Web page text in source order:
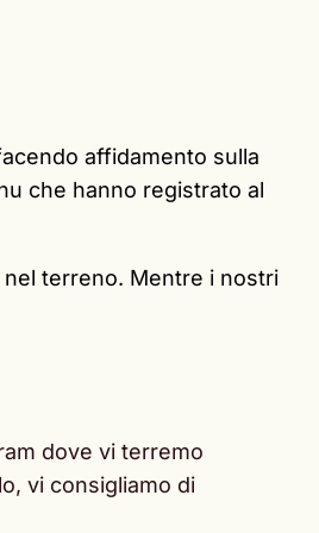
affidamento sulla
che hanno registrato al
terreno. Mentre i nostri
dove vi terremo
vi consigliamo di